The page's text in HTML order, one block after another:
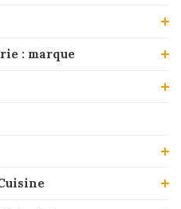
: marque